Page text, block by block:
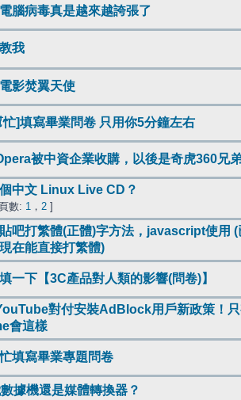
腦病毒真是越來越誇張了
我
影焚翼天使
忙]填寫畢業問卷 只用你5分鐘左右
被中資企業收購，以後是奇虎360兄
中文 Linux Live CD？
數: 1 ， 2 ]
吧打繁體(正體)字方法，javascript使用 (
在能直接打繁體)
一下【3C產品對人類的影響(問卷)】
對付安裝AdBlock用戶新政策！
會這樣
填寫畢業專題問卷
據機還是媒體轉換器？